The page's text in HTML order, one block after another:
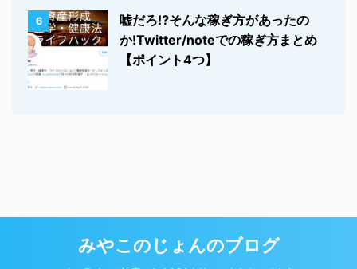
6
嘘だろ⁉そんな稼ぎ方があったの
か!Twitter/noteでの稼ぎ方まとめ
【ポイント4つ】
みやこのじょんのブログ
© 2026 みやこのじょんのブログ Powered by